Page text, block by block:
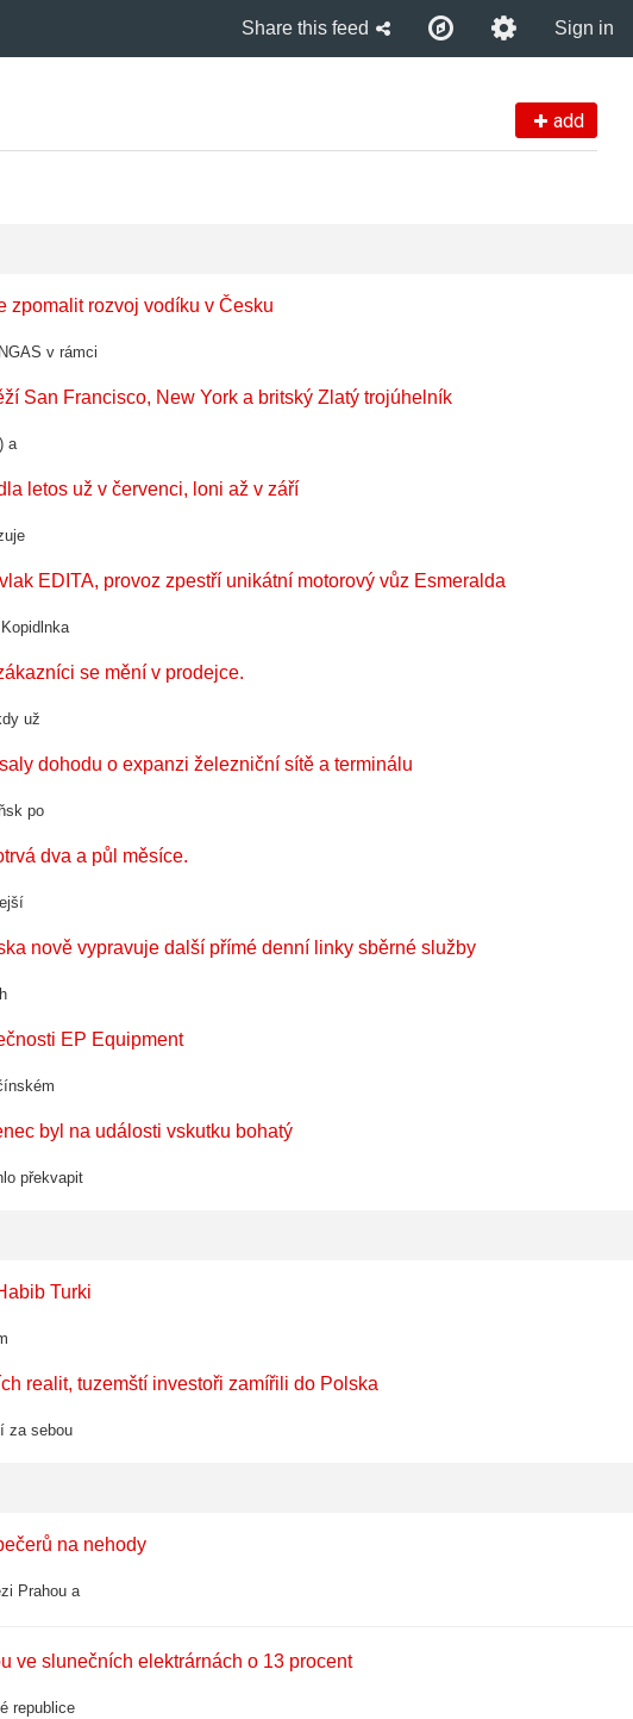
Share this feed Sign in
add
zpomalit rozvoj vodíku v Česku
v rámci
San Francisco, New York a britský Zlatý trojúhelník
a
letos už v červenci, loni až v září
EDITA, provoz zpestří unikátní motorový vůz Esmeralda
se mění v prodejce.
už
dohodu o expanzi železniční sítě a terminálu
po
dva a půl měsíce.
nově vypravuje další přímé denní linky sběrné služby
EP Equipment
byl na události vskutku bohatý
překvapit
Turki
realit, tuzemští investoři zamířili do Polska
za sebou
na nehody
Prahou a
ve slunečních elektrárnách o 13 procent
republice